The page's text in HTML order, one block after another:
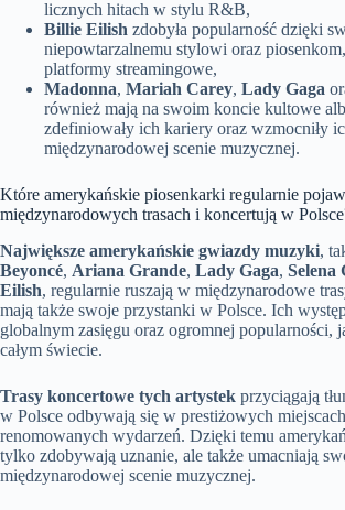
licznych hitach w stylu R&B,
Billie Eilish zdobyła popularność dzięki
niepowtarzalnemu stylowi oraz
platformy streamingowe,
Madonna, Mariah Carey, Lady Gaga
również mają na swoim koncie kultowe
zdefiniowały ich kariery oraz wzmocniły
międzynarodowej scenie muzycznej.
Które amerykańskie piosenkarki regularnie
międzynarodowych trasach i koncertują w
Największe amerykańskie gwiazdy muzyki,
Beyoncé, Ariana Grande, Lady Gaga, Selena
Eilish, regularnie ruszają w międzynarodowe
mają także swoje przystanki w Polsce. Ich
globalnym zasięgu oraz ogromnej popularności,
całym świecie.
Trasy koncertowe tych artystek przyciągają
w Polsce odbywają się w prestiżowych
renomowanych wydarzeń. Dzięki temu
tylko zdobywają uznanie, ale także umacniają
międzynarodowej scenie muzycznej.